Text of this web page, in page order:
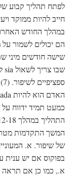
חייב להיות ממוקד
במהלך החודש
הם יכולים לשמור
שישה חודשים מיני
כמעט תמיד ידווח
המשך התקדמות
של שיפור. א.